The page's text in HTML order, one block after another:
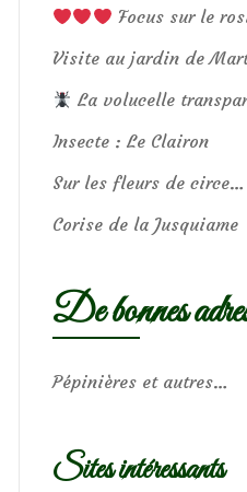
Focus sur le
Visite au jardin de
La volucelle
Insecte : Le Clairon
Sur les fleurs de circe…
Corise de la Jusquiame
De bonnes
Pépinières et autres…
Sites intéressants